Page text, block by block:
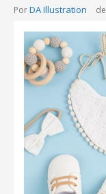
PorDA Illustration